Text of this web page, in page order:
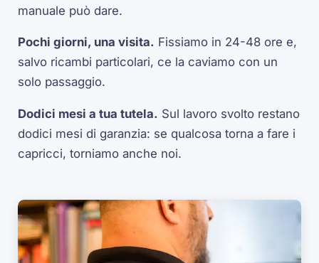
manuale può dare.
Pochi giorni, una visita. Fissiamo in 24-48 ore e,
salvo ricambi particolari, ce la caviamo con un
solo passaggio.
Dodici mesi a tua tutela. Sul lavoro svolto restano
dodici mesi di garanzia: se qualcosa torna a fare i
capricci, torniamo anche noi.